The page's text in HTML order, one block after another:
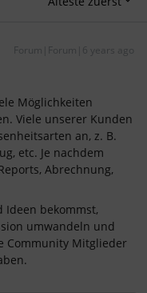
Forum|Forum|6 years ago
Möglichkeiten
Viele unserer Kunden
an, z. B.
etc. Je nachdem
Abrechnung,
Ideen bekommst,
umwandeln und
Community Mitglieder